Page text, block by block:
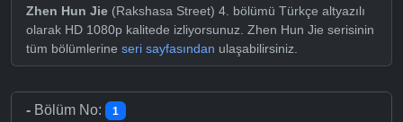
Zhen Hun Jie (Rakshasa Street) 4. bölümü Türkçe altyazılı
olarak HD 1080p kalitede izliyorsunuz. Zhen Hun Jie serisinin
tüm bölümlerine seri sayfasından ulaşabilirsiniz.
- Bölüm No: 1